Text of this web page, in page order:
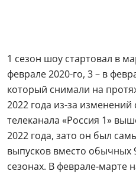
1 сезон шоу стартовал в
феврале 2020-го, 3 – в
который снимали на
2022 года из-за
телеканала «Россия 1»
2022 года, зато он был
выпусков вместо обычных
сезонах. В феврале-марте